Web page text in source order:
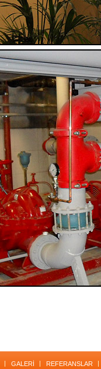
GALERİ REFERANSLAR